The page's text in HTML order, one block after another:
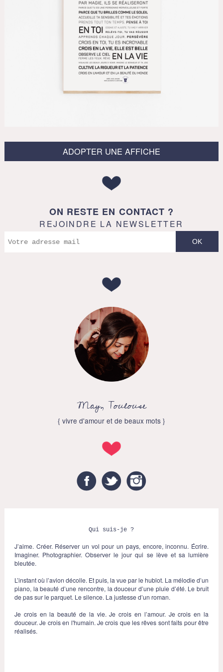
ADOPTER UNE AFFICHE
ON RESTE EN CONTACT ?
REJOINDRE LA NEWSLETTER
May, Toulouse
{ vivre d'amour et de beaux mots }
FacebookTwitter
Qui suis-je ?
J’aime. Créer. Réserver un vol pour un pays, encore, inconnu. Écrire.
Imaginer. Photographier. Observer le jour qui se lève et sa lumière
bleutée.
L’instant où l’avion décolle. Et puis, la vue par le hublot. La mélodie d’un
piano, la beauté d’une rencontre, la douceur d’une pluie d’été. Le bruit
de pas sur le parquet. Le silence. La justesse d’un roman.
Je crois en la beauté de la vie. Je crois en l’amour. Je crois en la
douceur. Je crois en l'humain. Je crois que les rêves sont faits pour être
réalisés.